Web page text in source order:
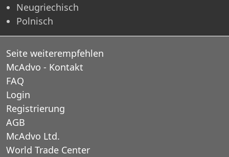
Neugriechisch
Polnisch
Seite weiterempfehlen
McAdvo - Kontakt
FAQ
Login
Registrierung
AGB
McAdvo Ltd.
World Trade Center